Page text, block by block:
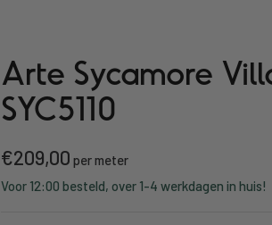
Arte Sycamore
SYC5110
Kortings
prijs
€209,00 per meter
Voor 12:00 besteld, over 1-4 werkdagen in huis!